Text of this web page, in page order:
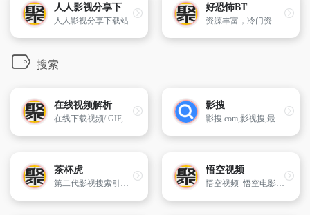
人人影视分享下载站
人人影视分享下载站
好恐怖BT
资源丰富，冷门资源都有收录
搜索
在线视频解析
在线下载视频/ GIF,兼容电脑和手机端,支持 YouTube, Instagram, Facebook, Twitter, Vimeo, Tumblr, Reddit, 抖音, Ted, Twitch, Imgur 等
影搜
影搜.com,影视搜,最新电影,电影大全,影视大全,在线电影,免费电影,电影在线观看,最新电视剧,电影资源,电影搜索,电视剧
茶杯虎
第二代影视搜索引擎，通过电影名、演员、导演等关键词进行搜索，直达电影资源站，与茶杯狐,51搜剧,电影淘淘,电影狗等引擎不同的是增加了影视评论以及剧情详细介绍，未来会增加影视下载，让电影搜索类更高效、更便捷、更精准！
悟空视频
悟空视频_悟空电影网_悟空tv_悟空影院_最新电影,最新电视剧免费在线观看